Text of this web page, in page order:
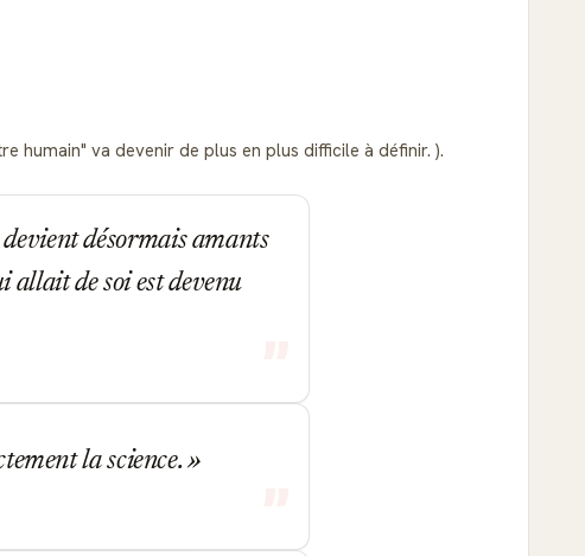
humain" va devenir de plus en plus difficile à définir. ).
désormais amants
allait de soi est devenu
la science.